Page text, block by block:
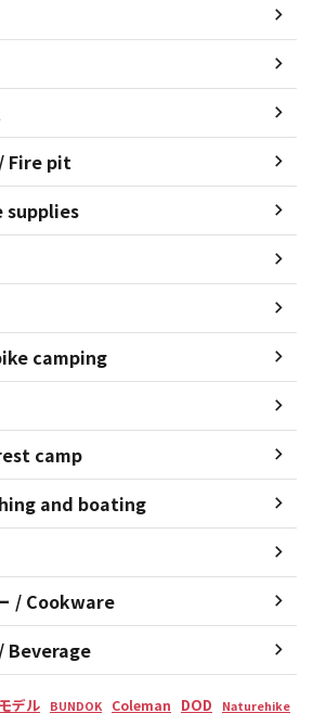
Fire pit
supplies
camping
camp
and boating
/ Cookware
Beverage
デル BUNDOK Coleman DOD Naturehike